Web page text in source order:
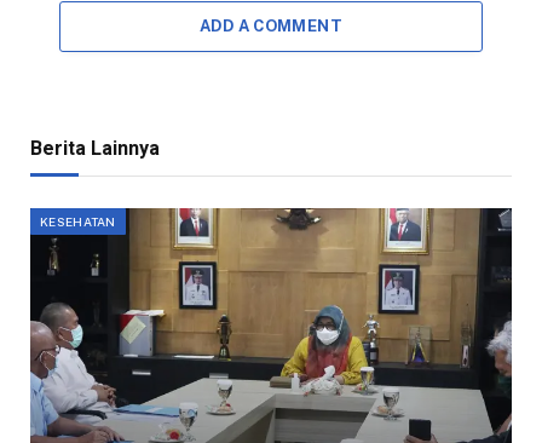
ADD A COMMENT
Berita Lainnya
KESEHATAN